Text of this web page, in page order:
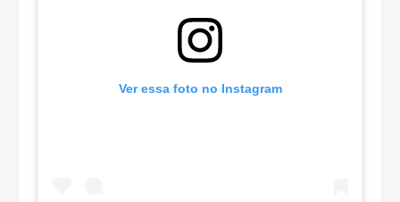
Ver essa foto no Instagram